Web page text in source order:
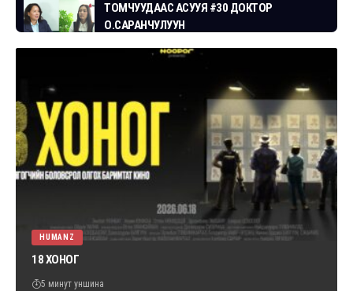
ТОМЧУУДААС АСУУЯ #30 ДОКТОР
О.САРАНЧУЛУУН
Humanz
ТОМЧУУДААС АСУУЯ #29 СГЗ С.ЦОГТБАЯР
Humanz
ТОМЧУУДААС АСУУЯ #28 ХУУЛЬЧ
Г.ЭРДЭНЭБАТ
Humanz
HUMANZ
18 ХОНОГ
5 минут уншина